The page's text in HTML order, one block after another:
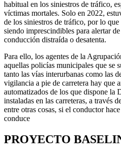
habitual en los siniestros de tráfico,
víctimas mortales. Solo en 2022,
de los siniestros de tráfico, por lo que
siendo imprescindibles para alertar
conducción distraída o desatenta.
Para ello, los agentes de la
aquellas policías municipales que se
tanto las vías interurbanas como las
vigilancia a pie de carretera hay que
automatizados de los que dispone la
instaladas en las carreteras, a través
entre otras cosas, si el conductor
conduce
PROYECTO